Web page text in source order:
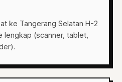
ke Tangerang Selatan H-2
(scanner, tablet,